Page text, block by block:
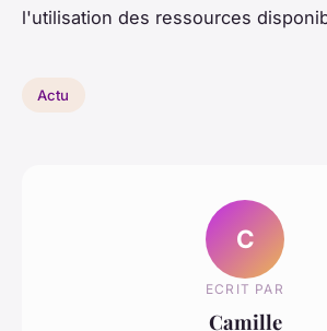
l'utilisation des ressources
Actu
C
ECRIT PAR
Camille